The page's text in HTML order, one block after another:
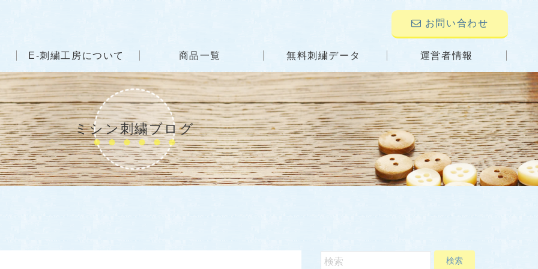
お問い合わせ
E-刺繍工房について 商品一覧 無料刺繍データ 運営者情報
ミシン刺繍ブログ